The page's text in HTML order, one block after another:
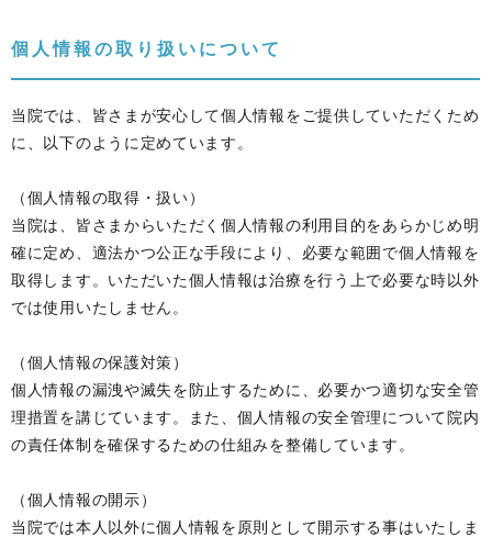
個人情報の取り扱いについて
当院では、皆さまが安心して個人情報をご提供していただくため
に、以下のように定めています。
（個人情報の取得・扱い）
当院は、皆さまからいただく個人情報の利用目的をあらかじめ明
確に定め、適法かつ公正な手段により、必要な範囲で個人情報を
取得します。いただいた個人情報は治療を行う上で必要な時以外
では使用いたしません。
（個人情報の保護対策）
個人情報の漏洩や滅失を防止するために、必要かつ適切な安全管
理措置を講じています。また、個人情報の安全管理について院内
の責任体制を確保するための仕組みを整備しています。
（個人情報の開示）
当院では本人以外に個人情報を原則として開示する事はいたしま